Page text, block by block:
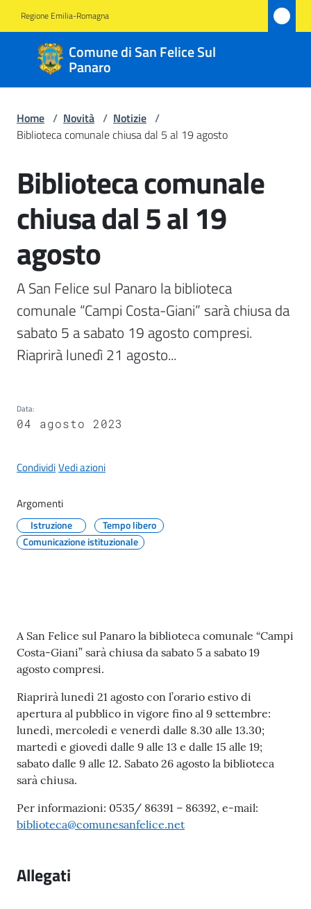
Regione Emilia-Romagna
Comune di San Felice Sul
Panaro
Comune
di San
Felice
Sul
Panaro
Amministrazione
Novità
Menu selezionato
Servizi
Vivere
il
Comune
A
p
u
t
i
S
i
c
i
a
n
i
C
o
n
s
i
l
i
Home / Novità / Notizie /
Biblioteca comunale chiusa dal 5 al 19 agosto
Salta al contenuto
Biblioteca comunale
chiusa dal 5 al 19
agosto
A San Felice sul Panaro la biblioteca
comunale “Campi Costa-Giani” sarà chiusa da
sabato 5 a sabato 19 agosto compresi.
Riaprirà lunedì 21 agosto...
Data:
04 agosto 2023
CondividiVedi azioni
Argomenti
Istruzione
Tempo libero
Comunicazione istituzionale
Contenuto
A San Felice sul Panaro la biblioteca comunale “Campi
Costa-Giani” sarà chiusa da sabato 5 a sabato 19
agosto compresi.
Riaprirà lunedì 21 agosto con l’orario estivo di
apertura al pubblico in vigore fino al 9 settembre:
lunedì, mercoledì e venerdì dalle 8.30 alle 13.30;
martedì e giovedì dalle 9 alle 13 e dalle 15 alle 19;
sabato dalle 9 alle 12. Sabato 26 agosto la biblioteca
sarà chiusa.
Per informazioni: 0535/ 86391 – 86392, e-mail:
biblioteca@comunesanfelice.net
Allegati